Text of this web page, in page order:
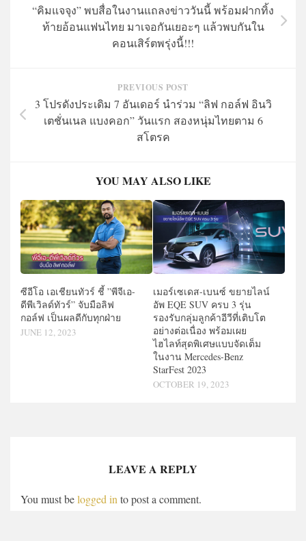
“คิมแจจุง” พบสื่อในงานแถลงข่าววันนี้ พร้อมฝากทิ้ง
ท้ายอ้อนแฟนไทย มาเจอกันเยอะๆ แล้วพบกันใน
คอนเสิร์ตพรุ่งนี้!!!
PREVIOUS POST
3 โปรดังประเดิม 7 อันเดอร์ นำร่วม “ลิฟ กอล์ฟ อินวิ
เตชั่นเนล แบงคอก” วันแรก สองหนุ่มไทยตาม 6
สโตรค
YOU MAY ALSO LIKE
ซีอีโอ เอเชียนทัวร์ ชี้ ”พีจีเอ-
ดีพีเวิลด์ทัวร์” จับมือลิฟ
กอล์ฟ เป็นผลดีกับทุกฝ่าย
JUNE 12, 2023
เมอร์เซเดส-เบนซ์ ขยายไลน์
อัพ EQE SUV ครบ 3 รุ่น
รองรับกลุ่มลูกค้าอีวีที่เติบโต
อย่างต่อเนื่อง พร้อมเผย
ไฮไลท์สุดพิเศษแบบจัดเต็ม
ในงาน Mercedes-Benz
StarFest 2023
OCTOBER 19, 2023
LEAVE A REPLY
You must belogged into post a comment.